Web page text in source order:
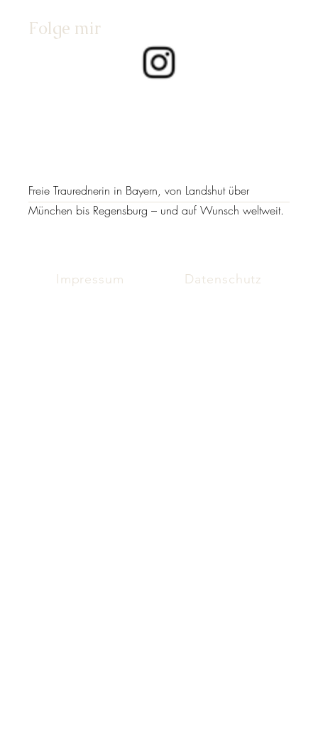
Folge mir
Freie Traurednerin in Bayern, von Landshut über
München bis Regensburg – und auf Wunsch weltweit.
Impressum Datenschutz